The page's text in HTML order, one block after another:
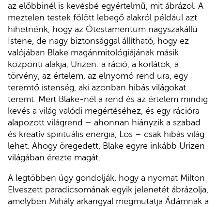
az előbbinél is kevésbé egyértelmű, mit ábrázol. A
meztelen testek fölött lebegő alakról például azt
hihetnénk, hogy az Ótestamentum nagyszakállú
Istene, de nagy biztonsággal állítható, hogy ez
valójában Blake magánmitológiájának másik
központi alakja, Urizen: a ráció, a korlátok, a
törvény, az értelem, az elnyomó rend ura, egy
teremtő istenség, aki azonban hibás világokat
teremt. Mert Blake-nél a rend és az értelem mindig
kevés a világ valódi megértéséhez, és egy rációra
alapozott világrend – ahonnan hiányzik a szabad
és kreatív spirituális energia, Los – csak hibás világ
lehet. Ahogy öregedett, Blake egyre inkább Urizen
világában érezte magát.
A legtöbben úgy gondolják, hogy a nyomat Milton
Elveszett paradicsomának egyik jelenetét ábrázolja,
amelyben Mihály arkangyal megmutatja Ádámnak a